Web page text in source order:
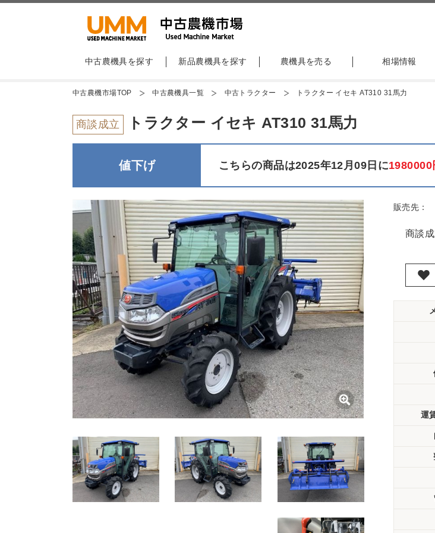
中古農機具を探す 新品農機具を探す 農機具を売る 相場情報
中古農機市場TOP 中古農機具一覧 中古トラクター トラクター イセキ AT310 31馬力
商談成立 トラクター イセキ AT310 31馬力
値下げ こちらの商品は2025年12月09日に1980000
販売先：
商談
運